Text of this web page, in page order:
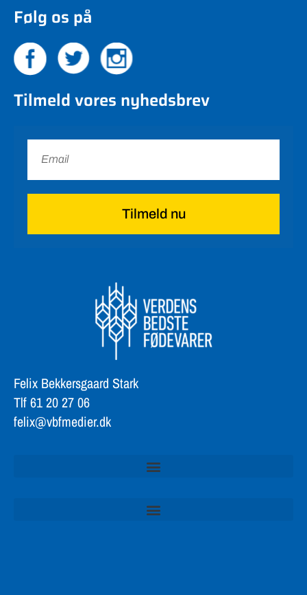
Tilmeld nu
Tlf 61 20 27 06
felix@vbfmedier.dk